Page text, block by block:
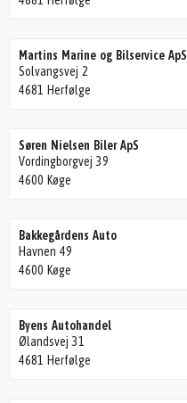
Martins Marine og Bilservice ApS
Solvangsvej 2
4681 Herfølge
Søren Nielsen Biler ApS
Vordingborgvej 39
4600 Køge
Bakkegårdens Auto
Havnen 49
4600 Køge
Byens Autohandel
Ølandsvej 31
4681 Herfølge